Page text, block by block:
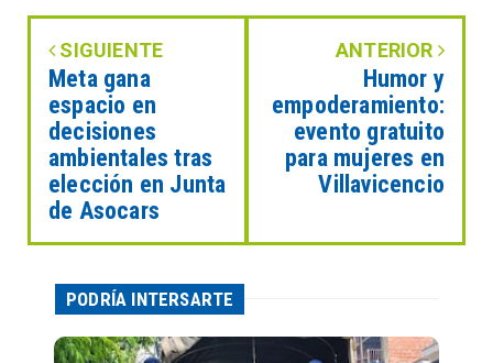
SIGUIENTE
Meta gana
espacio en
decisiones
ambientales tras
elección en Junta
de Asocars
ANTERIOR
Humor y
empoderamiento:
evento gratuito
para mujeres en
Villavicencio
PODRÍA INTERSARTE